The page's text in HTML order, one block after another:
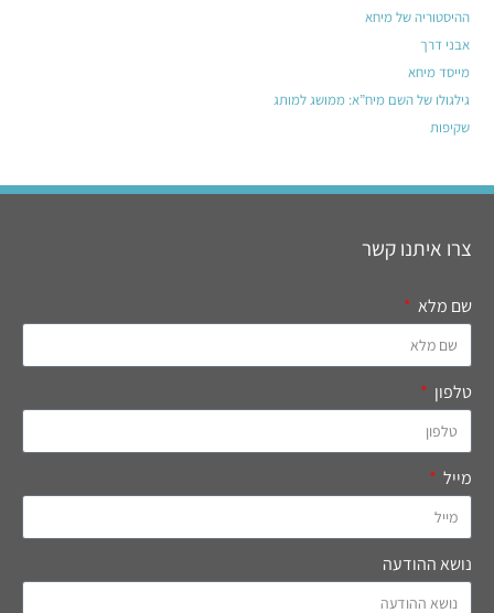
ההיסטוריה של מיחא
אבני דרך
מייסד מיחא
גילגולו של השם מיח”א: ממושג למותג
שקיפות
צרו איתנו קשר
שם מלא
טלפון
מייל
נושא ההודעה